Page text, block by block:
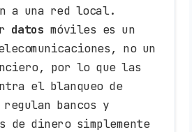
a una red local.
datos móviles es un
no un
por lo que las
el blanqueo de
bancos y
de dinero simplemente